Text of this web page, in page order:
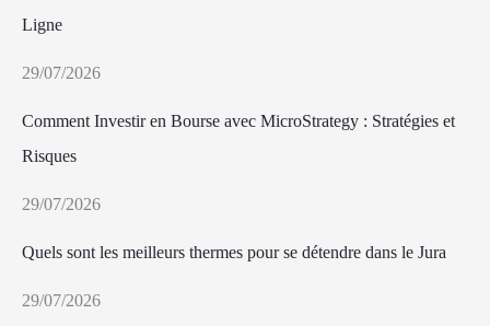
Ligne
29/07/2026
Comment Investir en Bourse avec MicroStrategy : Stratégies et
Risques
29/07/2026
Quels sont les meilleurs thermes pour se détendre dans le Jura
29/07/2026